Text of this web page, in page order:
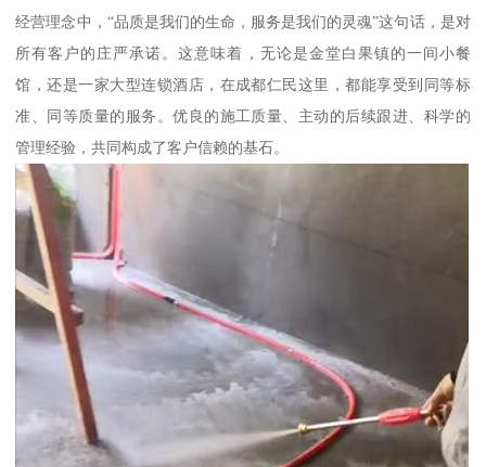
经营理念中，“品质是我们的生命，服务是我们的灵魂”这句话，是对
所有客户的庄严承诺。这意味着，无论是金堂白果镇的一间小餐
馆，还是一家大型连锁酒店，在成都仁民这里，都能享受到同等标
准、同等质量的服务。优良的施工质量、主动的后续跟进、科学的
管理经验，共同构成了客户信赖的基石。